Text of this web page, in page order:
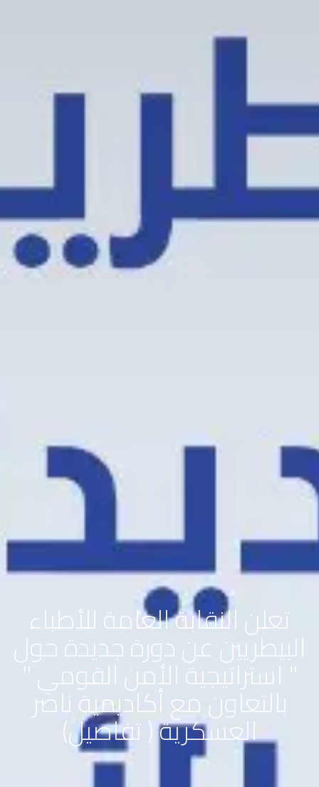
تعلن النقابة العامة للأطباء
البيطريين عن دورة جديدة حول
" استراتيجية الأمن القومي "
بالتعاون مع أكاديمية ناصر
العسكرية ( تفاصيل)